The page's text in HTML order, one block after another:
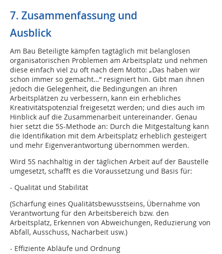
7. Zusammenfassung und
Ausblick
Am Bau Beteiligte kämpfen tagtäglich mit belanglosen
organisatorischen Problemen am Arbeitsplatz und nehmen
diese einfach viel zu oft nach dem Motto: „Das haben wir
schon immer so gemacht…“ resigniert hin. Gibt man ihnen
jedoch die Gelegenheit, die Bedingungen an ihren
Arbeitsplätzen zu verbessern, kann ein erhebliches
Kreativitätspotenzial freigesetzt werden; und dies auch im
Hinblick auf die Zusammenarbeit untereinander. Genau
hier setzt die 5S-Methode an: Durch die Mitgestaltung kann
die Identifikation mit dem Arbeitsplatz erheblich gesteigert
und mehr Eigenverantwortung übernommen werden.
Wird 5S nachhaltig in der täglichen Arbeit auf der Baustelle
umgesetzt, schafft es die Voraussetzung und Basis für:
- Qualität und Stabilität
(Schärfung eines Qualitätsbewusstseins, Übernahme von
Verantwortung für den Arbeitsbereich bzw. den
Arbeitsplatz, Erkennen von Abweichungen, Reduzierung von
Abfall, Ausschuss, Nacharbeit usw.)
- Effiziente Abläufe und Ordnung